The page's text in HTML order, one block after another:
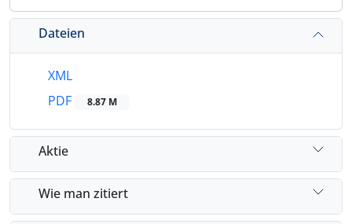
Dateien
XML
PDF
8.87 M
Aktie
Wie man zitiert